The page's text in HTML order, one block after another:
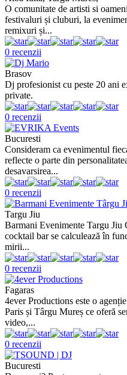
O comunitate de artisti si
festivaluri și cluburi, la
remixuri și...
0 recenzii
Brasov
Dj profesionist cu peste 20 ani
private.
0 recenzii
Bucuresti
Consideram ca evenimentul
reflecte o parte din
desavarsirea...
0 recenzii
Targu Jiu
Barmani Evenimente Targu Jiu
cocktail bar se calculează în
mirii...
0 recenzii
Fagaras
4ever Productions este o
Paris și Târgu Mureș ce oferă
video,...
0 recenzii
Bucuresti